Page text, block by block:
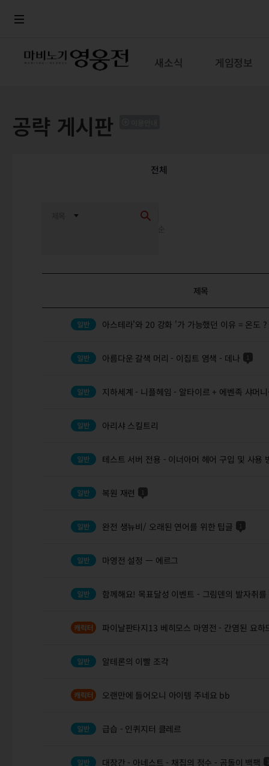
새소식 게임정보
공략 게시판
전체
제목
아스테라'와 20 강화 '가 가능했던 이유 = 온도 ?
아름다운 갈색 머리 - 이집트 염색 - 데나 1
지하세계 - 니플헤임 - 알타이르 + 에벤족 샤머
아리샤 스킬트리
테스트 서버 전용 - 이너아머 헤어 구입 및 사용
복원 재련 1
완전 생뉴비/ 오래된 연어를 위한 팁글 1
마영전 설정 ㅡ 에르그
함께해요! 목표달성 이벤트 - 그림덴의 발자취를
파이날판타지13 베히모스 마영전 - 간염된 요하
알테론의 이빨 조각
오랜만에 들어오니 아이템 주네요 bb
급습 - 인퀴지터 클레르
대장간 - 아네스트 - 채집의 정수 - 곰돌이 백팩